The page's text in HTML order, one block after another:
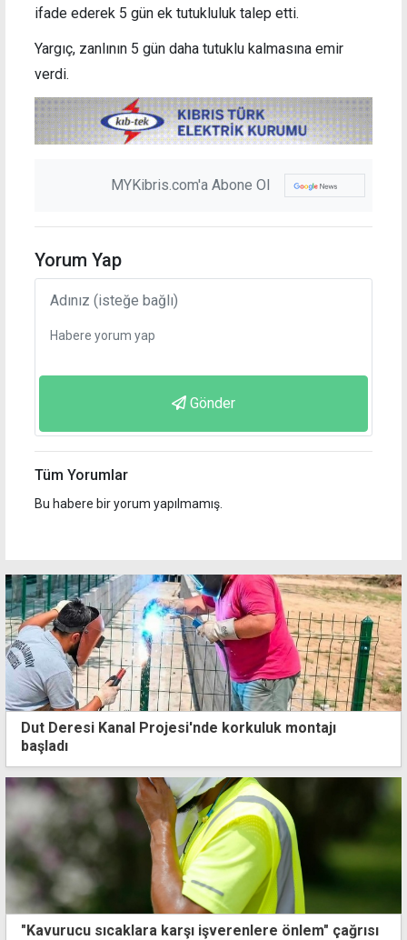
ifade ederek 5 gün ek tutukluluk talep etti.
Yargıç, zanlının 5 gün daha tutuklu kalmasına emir
verdi.
MYKibris.com'a Abone Ol
Yorum Yap
Gönder
Tüm Yorumlar
Bu habere bir yorum yapılmamış.
Dut Deresi Kanal Projesi'nde korkuluk montajı
başladı
"Kavurucu sıcaklara karşı işverenlere önlem" çağrısı